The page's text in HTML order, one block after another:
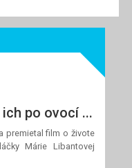
požehnané
chorobou.
si článok
po ovocí ...
premietal film o živote
Márie Libantovej